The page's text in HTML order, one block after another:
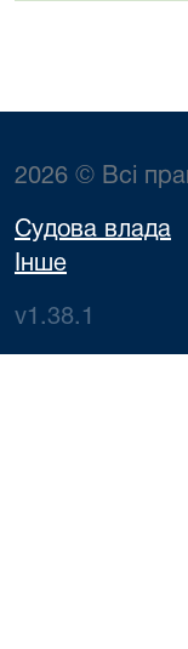
2026 © Всі
Судова влада
Інше
v1.38.1